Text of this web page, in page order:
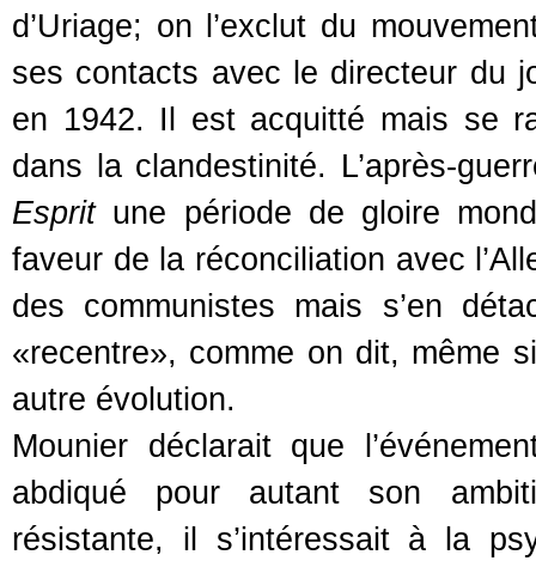
d’Uriage; on l’exclut du
ses contacts avec le directeur du
en 1942. Il est acquitté mais se
dans la clandestinité. L’après-
Espritune période de gloire
faveur de la réconciliation avec
des communistes mais s’en
«recentre», comme on dit, même
autre évolution.
Mounier déclarait que
abdiqué pour autant son
résistante, il s’intéressait à la